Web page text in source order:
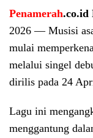
Penamerah.co.id
2026 — Musisi
mulai
melalui singel
dirilis pada 24
Lagu ini
menggantung